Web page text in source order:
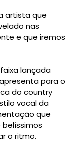
artista que
nas
e que iremos
lançada
para o
do country
vocal da
que
o ritmo.